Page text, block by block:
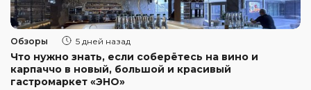
Обзоры 5 дней назад
Что нужно знать, если соберётесь на вино и
карпаччо в новый, большой и красивый
гастромаркет «ЭНО»